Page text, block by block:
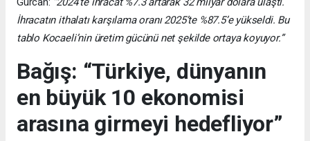
İhracatın ithalatı karşılama oranı 2025’te %87.5’e yükseldi. Bu
tablo Kocaeli’nin üretim gücünü net şekilde ortaya koyuyor.”
Bağış: “Türkiye, dünyanın
en büyük 10 ekonomisi
arasına girmeyi hedefliyor”